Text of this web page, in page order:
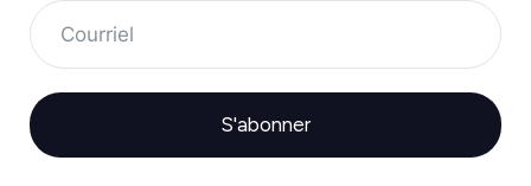
S'abonner